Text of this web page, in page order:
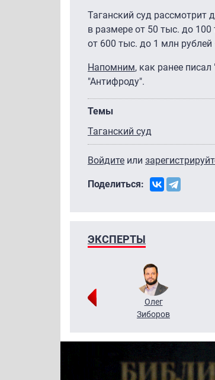
Таганский суд рассмотрит
в размере от 50 тыс. до
от 600 тыс. до 1 млн
Напомним, как ранее
"Антифроду".
Темы
Таганский суд
Войдите или
Поделиться:
ЭКСПЕРТЫ
Олег
Зиборов